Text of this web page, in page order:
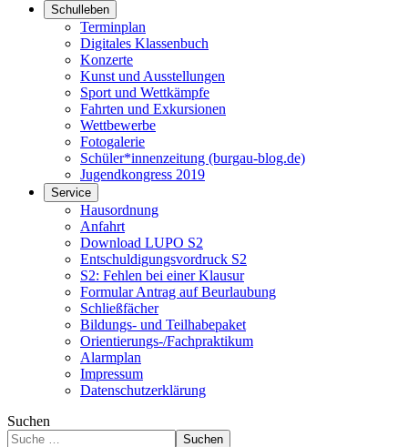
Schulleben
Terminplan
Digitales Klassenbuch
Konzerte
Kunst und Ausstellungen
Sport und Wettkämpfe
Fahrten und Exkursionen
Wettbewerbe
Fotogalerie
Schüler*innenzeitung (burgau-blog.de)
Jugendkongress 2019
Service
Hausordnung
Anfahrt
Download LUPO S2
Entschuldigungsvordruck S2
S2: Fehlen bei einer Klausur
Formular Antrag auf Beurlaubung
Schließfächer
Bildungs- und Teilhabepaket
Orientierungs-/Fachpraktikum
Alarmplan
Impressum
Datenschutzerklärung
Suchen
Suchen